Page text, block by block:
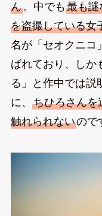
ん。中でも最も謎
を盗撮している女
名が「セオクニコ
ばれており、しか
る」と作中では説
に、 ちひろさんを
触れられないので